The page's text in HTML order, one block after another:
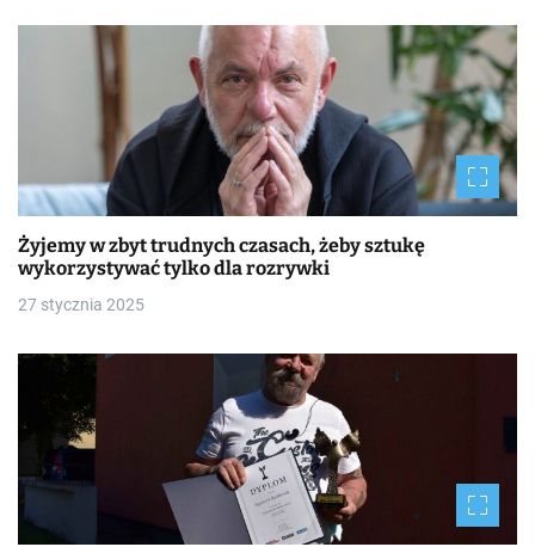
Żyjemy w zbyt trudnych czasach, żeby sztukę
wykorzystywać tylko dla rozrywki
27 stycznia 2025